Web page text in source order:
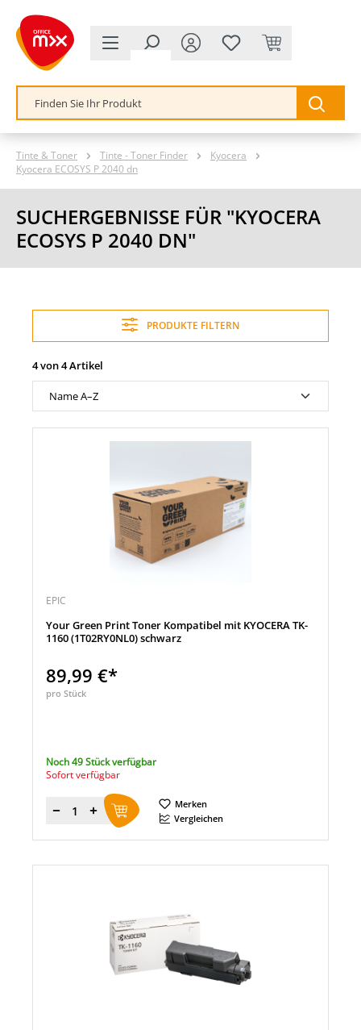
springen
Tinte & Toner Tinte - Toner Finder
Kyocera
Kyocera ECOSYS P 2040 dn
SUCHERGEBNISSE FÜR "KYOCERA
ECOSYS P 2040 DN"
PRODUKTE FILTERN
4 von 4 Artikel
EPIC
Your Green Print Toner Kompatibel mit KYOCERA TK-
1160 (1T02RY0NL0) schwarz
89,99 €*
pro Stück
Noch 49 Stück verfügbar
Sofort verfügbar
Menge
Merken
Vergleichen